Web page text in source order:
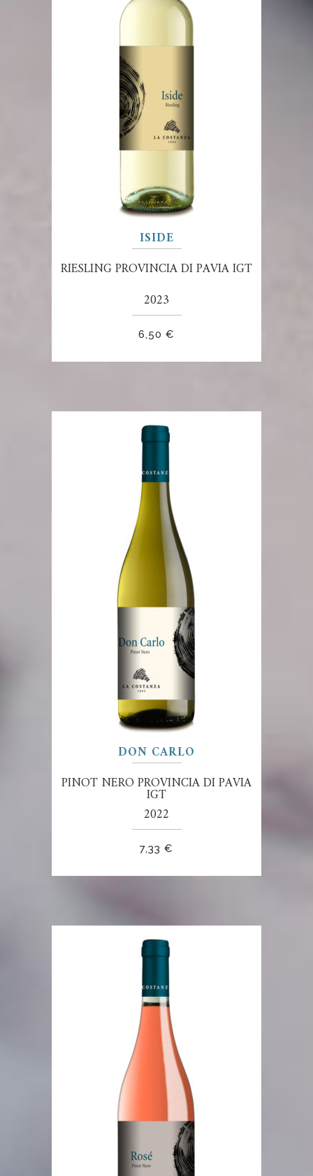
ISIDE
RIESLING PROVINCIA DI PAVIA IGT
2023
6,50 €
DON CARLO
PINOT NERO PROVINCIA DI PAVIA
IGT
2022
7,33 €